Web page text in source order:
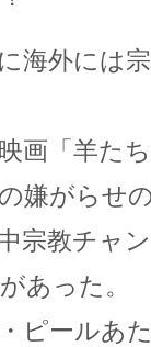
外には宗
画「羊た
嫌がらせ
宗教チャ
あった。
ピールあ